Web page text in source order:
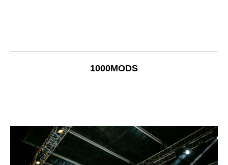
1000MODS